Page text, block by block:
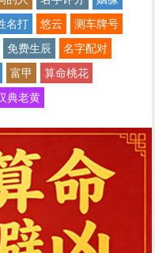
名打 悠云
测车牌号
免费生辰
名字配对
富甲
算命桃花
典老黄